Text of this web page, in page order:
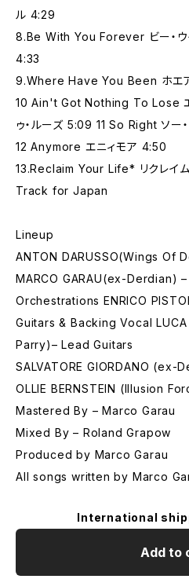
ル 4:29
8.Be With You Forever ビー・ウ
4:33
9.Where Have You Been ホエア
10 Ain't Got Nothing To Lose エイ
ゥ・ルーズ 5:09 11 So Right ソー
12 Anymore エニィモア 4:50
13.Reclaim Your Life* リクレイ
Track for Japan
Lineup
ANTON DARUSSO(Wings Of
MARCO GARAU(ex-Derdian)
Orchestrations ENRICO
Guitars & Backing Vocal
Parry)– Lead Guitars
SALVATORE GIORDANO (ex-
OLLIE BERNSTEIN (Illusion
Mastered By – Marco Garau
Mixed By – Roland Grapow
Produced by Marco Garau
All songs written by Marco
International
Add to